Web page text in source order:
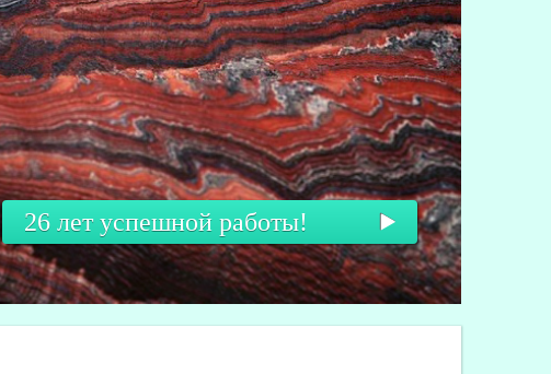
26 лет успешной работы!